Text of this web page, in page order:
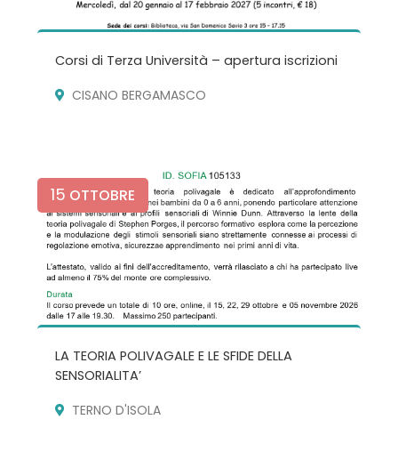
Corsi di Terza Università – apertura iscrizioni
CISANO BERGAMASCO
15 OTTOBRE
LA TEORIA POLIVAGALE E LE SFIDE DELLA
SENSORIALITA’
TERNO D'ISOLA